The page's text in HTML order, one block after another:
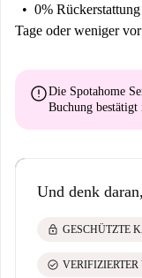
0%
Tage oder weniger
errorDie Spotahome
Buchung bestätigt
Und denk
lock GESCHÜTZTE
check_circle